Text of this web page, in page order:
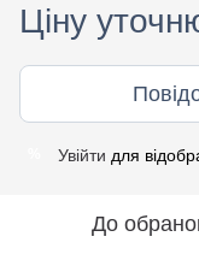
Ціну
Увійти для
До